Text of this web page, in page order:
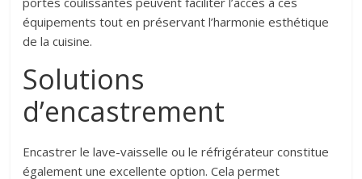
équipements tout en préservant l’harmonie esthétique
de la cuisine.
Solutions
d’encastrement
Encastrer le lave-vaisselle ou le réfrigérateur constitue
également une excellente option. Cela permet